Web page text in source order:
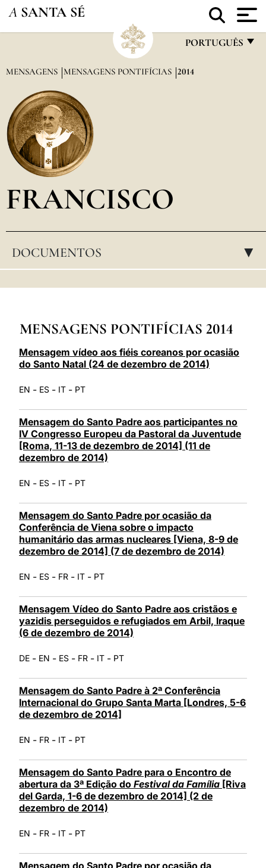
A SANTA SÉ
PORTUGUÊS
FRANÇAIS
العربيّة
MENSAGENS MENSAGENS PONTIFÍCIAS 2014
FRANCISCO
DOCUMENTOS ▸
MENSAGENS PONTIFÍCIAS 2014
Mensagem vídeo aos fiéis coreanos por ocasião
do Santo Natal (24 de dezembro de 2014)
EN - ES - IT - PT
Mensagem do Santo Padre aos participantes no
IV Congresso Europeu da Pastoral da Juventude
[Roma, 11-13 de dezembro de 2014] (11 de
dezembro de 2014)
EN - ES - IT - PT
Mensagem do Santo Padre por ocasião da
Conferência de Viena sobre o impacto
humanitário das armas nucleares [Viena, 8-9 de
dezembro de 2014] (7 de dezembro de 2014)
EN - ES - FR - IT - PT
Mensagem Vídeo do Santo Padre aos cristãos e
yazidis perseguidos e refugiados em Arbil, Iraque
(6 de dezembro de 2014)
DE - EN - ES - FR - IT - PT
Mensagem do Santo Padre à 2ª Conferência
Internacional do Grupo Santa Marta [Londres, 5-6
de dezembro de 2014]
EN - FR - IT - PT
Mensagem do Santo Padre para o Encontro de
abertura da 3ª Edição do Festival da Família [Riva
del Garda, 1-6 de dezembro de 2014] (2 de
dezembro de 2014)
EN - FR - IT - PT
Mensagem do Santo Padre por ocasião da